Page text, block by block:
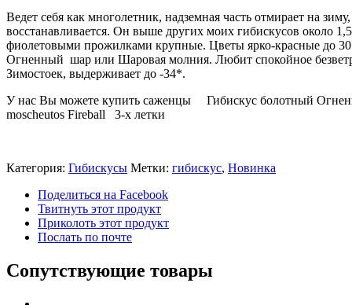
Ведет себя как многолетник, надземная часть отмирает на
восстанавливается. Он выше других моих гибискусов около
фиолетовыми прожилками крупные. Цветы ярко-красные до 30
Огненный шар или Шаровая молния. Любит спокойное
Зимостоек, выдерживает до -34*.
У нас Вы можете купить саженцы Гибискус болотный
moscheutos Fireball 3-х летки
Категория: Гибискусы Метки: гибискус, Новинка
Поделиться на Facebook
Твитнуть этот продукт
Приколоть этот продукт
Послать по почте
Сопутствующие товары